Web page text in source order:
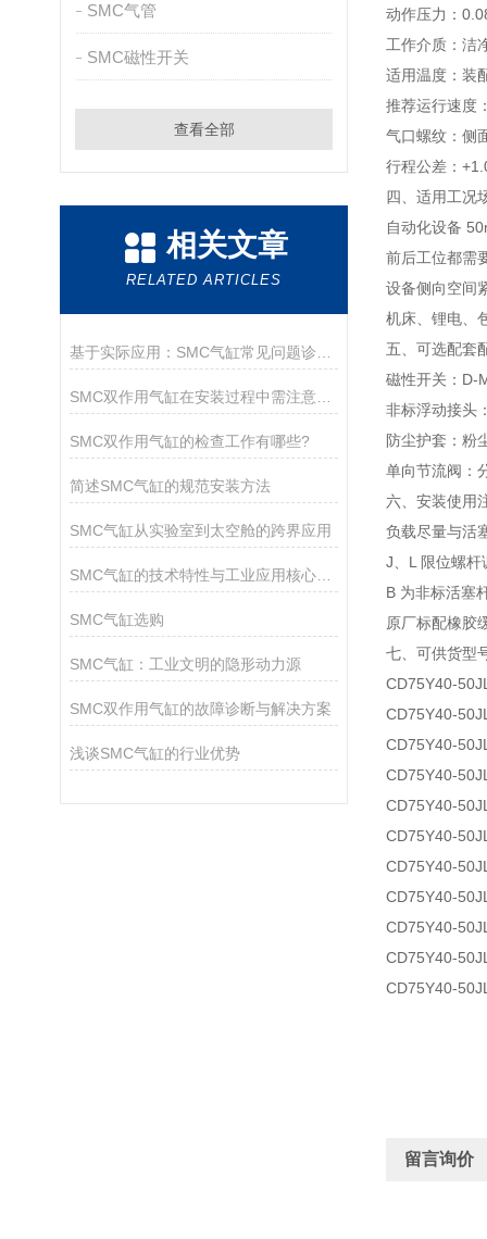
SMC气管
SMC磁性开关
查看全部
相关文章
RELATED ARTICLES
SMC双作用气缸在安装过程中需注意以下关键事项
SMC双作用气缸的检查工作有哪些?
简述SMC气缸的规范安装方法
SMC气缸从实验室到太空舱的跨界应用
SMC气缸的技术特性与工业应用核心解析
SMC气缸选购
SMC气缸：工业文明的隐形动力源
SMC双作用气缸的故障诊断与解决方案
浅谈SMC气缸的行业优势
动作压力：
工作介质：洁
适用温度：装
推荐运行速度
气口螺纹：侧
行程公差：
四、适用工况
自动化设备
前后工位都需
设备侧向空间
机床、锂电、
五、可选配套
磁性开关：D-
非标浮动接头
防尘护套：粉
单向节流阀：
六、安装使用
负载尽量与活
J、L 限位螺杆
B 为非标活塞
原厂标配橡胶
七、可供货型
CD75Y40-
CD75Y40-
CD75Y40-
CD75Y40-
CD75Y40-
CD75Y40-
CD75Y40-
CD75Y40-
CD75Y40-
CD75Y40-
CD75Y40-
留言询价